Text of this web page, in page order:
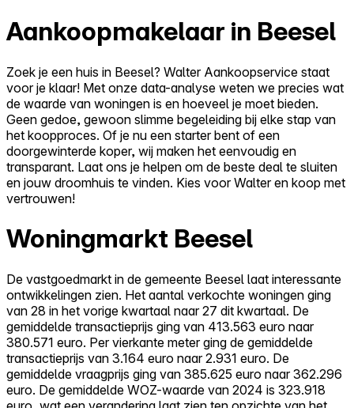
Aankoopmakelaar in Beesel
Zoek je een huis in Beesel? Walter Aankoopservice staat
voor je klaar! Met onze data-analyse weten we precies wat
de waarde van woningen is en hoeveel je moet bieden.
Geen gedoe, gewoon slimme begeleiding bij elke stap van
het koopproces. Of je nu een starter bent of een
doorgewinterde koper, wij maken het eenvoudig en
transparant. Laat ons je helpen om de beste deal te sluiten
en jouw droomhuis te vinden. Kies voor Walter en koop met
vertrouwen!
Woningmarkt Beesel
De vastgoedmarkt in de gemeente Beesel laat interessante
ontwikkelingen zien. Het aantal verkochte woningen ging
van 28 in het vorige kwartaal naar 27 dit kwartaal. De
gemiddelde transactieprijs ging van 413.563 euro naar
380.571 euro. Per vierkante meter ging de gemiddelde
transactieprijs van 3.164 euro naar 2.931 euro. De
gemiddelde vraagprijs ging van 385.625 euro naar 362.296
euro. De gemiddelde WOZ-waarde van 2024 is 323.918